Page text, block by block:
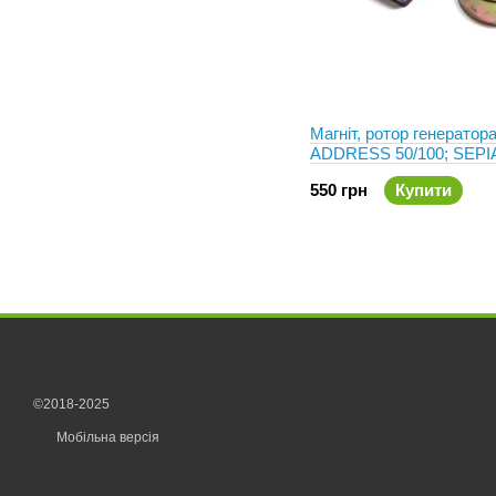
Магніт, ротор
ADDRESS 50/100;
550 грн
Купити
©2018-2025
Мобільна версія